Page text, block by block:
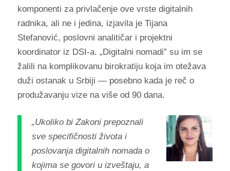
komponenti za privlačenje ove vrste digitalnih
radnika, ali ne i jedina, izjavila je Tijana
Stefanović, poslovni analitičar i projektni
koordinator iz DSI-a. „Digitalni nomadi” su im se
žalili na komplikovanu birokratiju koja im otežava
duži ostanak u Srbiji — posebno kada je reč o
produžavanju vize na više od 90 dana.
„Ukoliko bi Zakoni prepoznali
sve specifičnosti života i
poslovanja digitalnih nomada o
kojima se govori u izveštaju, a